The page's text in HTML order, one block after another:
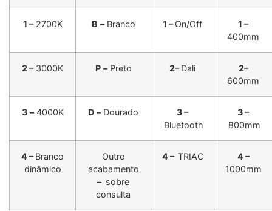
1 –2700K B –Branco 1 –On/Off
1 –
400mm
2 –3000K P –Preto 2–Dali
2–
600mm
3 –4000K D –Dourado
3 –
Bluetooth
3 –
800mm
4 –Branco
dinâmico
Outro
acabamento
– sobre
consulta
4 – TRIAC
4 –
1000mm